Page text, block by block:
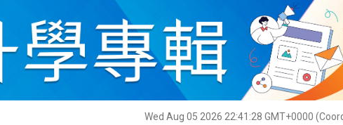
Wed Aug 05 2026 22:41:28 GMT+0000
科技 影片 名家榜 灼見活動 關於我